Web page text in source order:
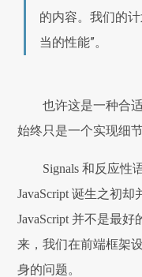
的内容。我们的
当的性能”。
也许这是一种合
始终只是一个实现细节
Signals 和反应性
JavaScript 诞生之初
JavaScript 并不是最
来，我们在前端框架
身的问题。